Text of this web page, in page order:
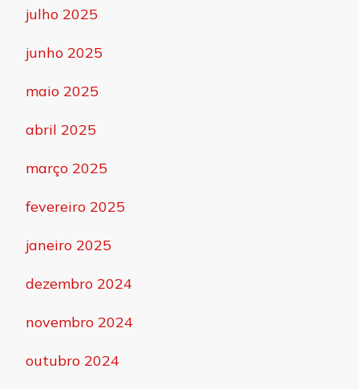
julho 2025
junho 2025
maio 2025
abril 2025
março 2025
fevereiro 2025
janeiro 2025
dezembro 2024
novembro 2024
outubro 2024